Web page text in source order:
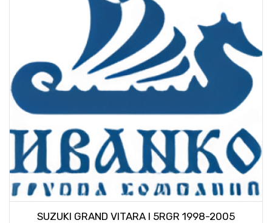
SUZUKI GRAND VITARA I 5RGR 1998-2005